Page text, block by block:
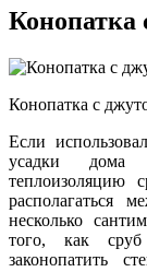
Конопатка
Конопатка с
Если
усадки дома
теплоизоляцию
располагаться
несколько
того, как сруб
законопатить